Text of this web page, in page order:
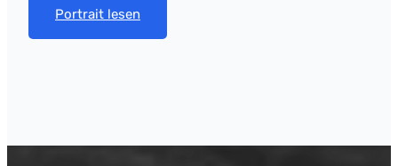
Portrait lesen